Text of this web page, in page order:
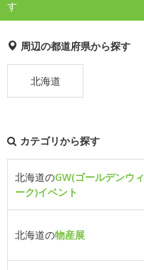
す
周辺の都道府県から探す
北海道
カテゴリから探す
北海道のGW(ゴールデンウィ
ーク)イベント
北海道の物産展